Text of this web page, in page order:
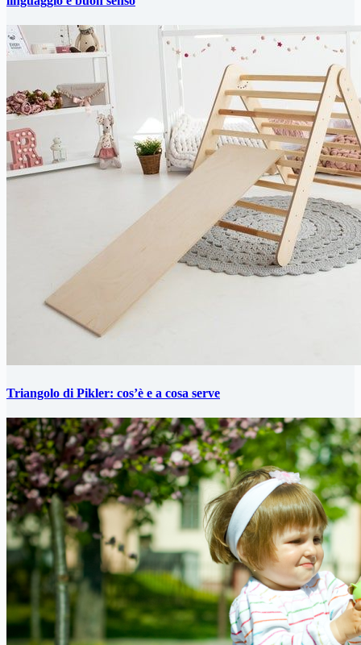
Triangolo di Pikler: cos’è e a cosa serve